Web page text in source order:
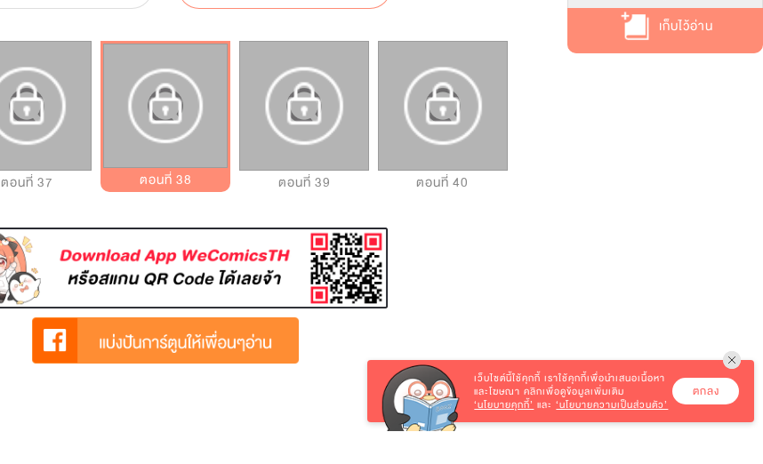
ตอนที่ 37 ตอนที่ 38 ตอนที่ 39 ตอนที่ 40
เก็บไว้อ่าน
เว็บไซต์นี้ใช้คุกกี้ เราใช้คุกกี้เพื่อนำเสนอเนื้อหา
และโฆษณา คลิกเพื่อดูข้อมูลเพิ่มเติม
‘นโยบายคุกกี้’ และ‘นโยบายความเป็นส่วนตัว’
ตกลง